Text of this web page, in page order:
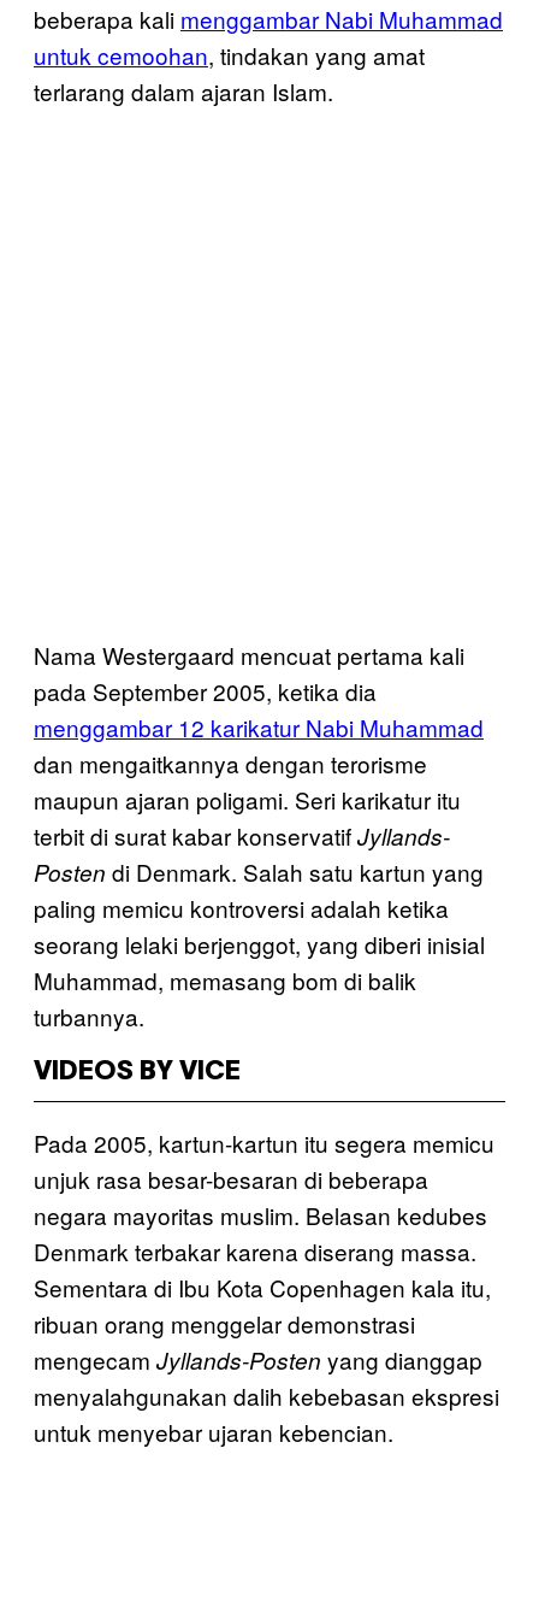
beberapa kali menggambar Nabi Muhammad
untuk cemoohan, tindakan yang amat
terlarang dalam ajaran Islam.
Nama Westergaard mencuat pertama kali
pada September 2005, ketika dia
menggambar 12 karikatur Nabi Muhammad
dan mengaitkannya dengan terorisme
maupun ajaran poligami. Seri karikatur itu
terbit di surat kabar konservatifJyllands-
Posten di Denmark. Salah satu kartun yang
paling memicu kontroversi adalah ketika
seorang lelaki berjenggot, yang diberi inisial
Muhammad, memasang bom di balik
turbannya.
VIDEOS BY VICE
Pada 2005, kartun-kartun itu segera memicu
unjuk rasa besar-besaran di beberapa
negara mayoritas muslim. Belasan kedubes
Denmark terbakar karena diserang massa.
Sementara di Ibu Kota Copenhagen kala itu,
ribuan orang menggelar demonstrasi
mengecam Jyllands-Posten yang dianggap
menyalahgunakan dalih kebebasan ekspresi
untuk menyebar ujaran kebencian.